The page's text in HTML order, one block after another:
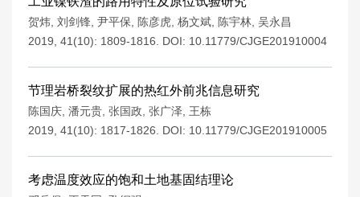
贺炜 刘剑锋 尹平保 陈彦虎 杨文斌 陈宇林 吴永昌
2019, 41(10): 1809-1816.
DOI: 10.11779/CJGE201910004
节理岩桥裂纹扩展的热红外前兆信息研究
陈国庆 潘元贵 张国政 张广泽
王栋
2019, 41(10): 1817-1826.
DOI: 10.11779/CJGE201910005
考虑温度效应的饱和土地基固结理论